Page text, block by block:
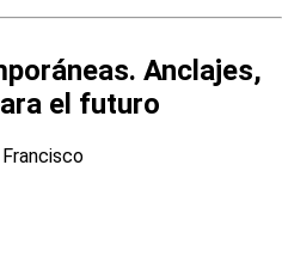
Anclajes,
el futuro